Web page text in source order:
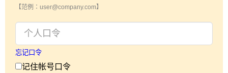
【范例：user@company.com】
忘记口令
记住帐号口令